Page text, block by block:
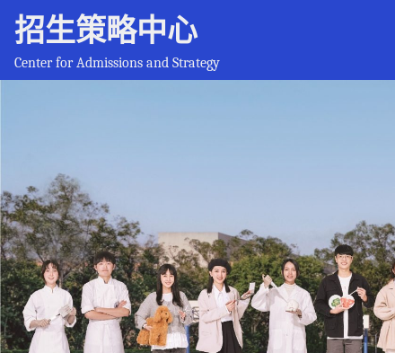
招生策略中心
Center for Admissions and Strategy